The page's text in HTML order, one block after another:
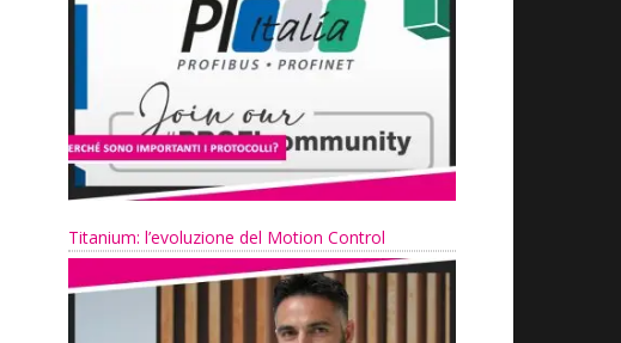
Titanium: l’evoluzione del Motion Control